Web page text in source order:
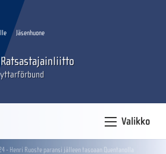
Jäsenhuone
Ratsastajainliitto
Valikko
- Henri Ruoste paransi jälleen tasoaan Quentanolla